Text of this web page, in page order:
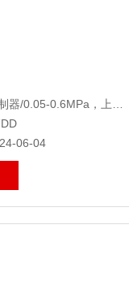
06-04